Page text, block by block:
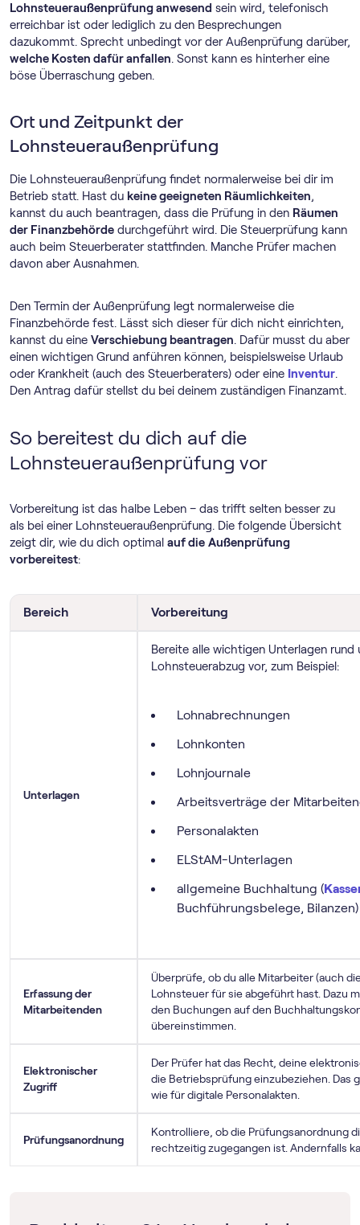
Lohnsteueraußenprüfung anwesend sein wird, telefonisch
erreichbar ist oder lediglich zu den Besprechungen
dazukommt. Sprecht unbedingt vor der Außenprüfung darüber,
welche Kosten dafür anfallen. Sonst kann es hinterher eine
böse Überraschung geben.
Ort und Zeitpunkt der
Lohnsteueraußenprüfung
Die Lohnsteueraußenprüfung findet normalerweise bei dir im
Betrieb statt. Hast du keine geeigneten Räumlichkeiten,
kannst du auch beantragen, dass die Prüfung in den Räumen
der Finanzbehörde durchgeführt wird. Die Steuerprüfung kann
auch beim Steuerberater stattfinden. Manche Prüfer machen
davon aber Ausnahmen.
Den Termin der Außenprüfung legt normalerweise die
Finanzbehörde fest. Lässt sich dieser für dich nicht einrichten,
kannst du eine Verschiebung beantragen. Dafür musst du aber
einen wichtigen Grund anführen können, beispielsweise Urlaub
oder Krankheit (auch des Steuerberaters) oder eine Inventur.
Den Antrag dafür stellst du bei deinem zuständigen Finanzamt.
So bereitest du dich auf die
Lohnsteueraußenprüfung vor
Vorbereitung ist das halbe Leben – das trifft selten besser zu
als bei einer Lohnsteueraußenprüfung. Die folgende Übersicht
zeigt dir, wie du dich optimal auf die Außenprüfung
vorbereitest:
Bereich Vorbereitung
Unterlagen
Bereite alle wichtigen Unterlagen rund
Lohnsteuerabzug vor, zum Beispiel:
Lohnabrechnungen
Lohnkonten
Lohnjournale
Arbeitsverträge der
Personalakten
ELStAM-Unterlagen
allgemeine Buchhaltung (
Buchführungsbelege, Bilanzen)
Erfassung der
Mitarbeitenden
Überprüfe, ob du alle Mitarbeiter (auch
Lohnsteuer für sie abgeführt hast. Dazu
den Buchungen auf den
übereinstimmen.
Elektronischer
Zugriff
Der Prüfer hat das Recht, deine
die Betriebsprüfung einzubeziehen. Das
wie für digitale Personalakten.
Prüfungsanordnung
Kontrolliere, ob die Prüfungsanordnung
rechtzeitig zugegangen ist. Andernfalls